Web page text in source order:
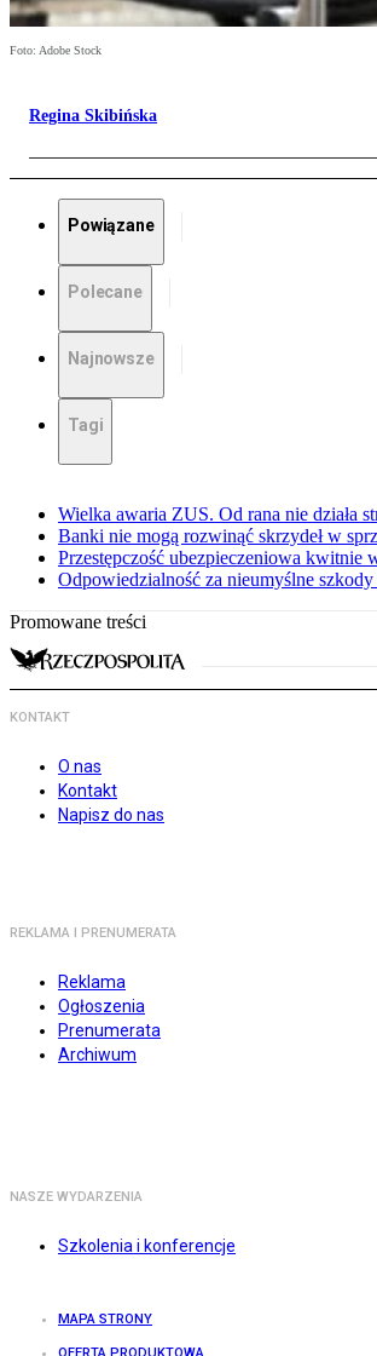
Foto: Adobe Stock
Regina Skibińska
Powiązane
Polecane
Najnowsze
Tagi
Wielka awaria ZUS. Od rana nie działa
Banki nie mogą rozwinąć skrzydeł w
Przestępczość ubezpieczeniowa kwitnie
Odpowiedzialność za nieumyślne
Promowane treści
KONTAKT
O nas
Kontakt
Napisz do nas
REKLAMA I PRENUMERATA
Reklama
Ogłoszenia
Prenumerata
Archiwum
NASZE WYDARZENIA
Szkolenia i konferencje
MAPA STRONY